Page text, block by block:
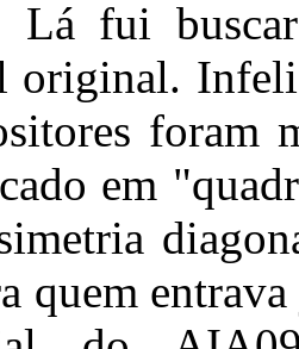
Lá fui
original.
foram
em
quem